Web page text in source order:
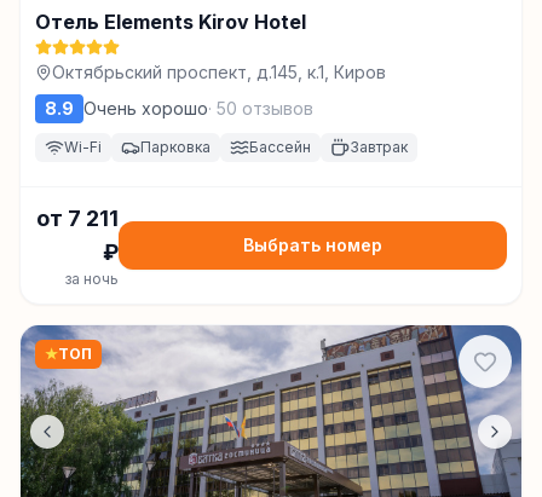
Отель Elements Kirov Hotel
Октябрьский проспект, д.145, к.1, Киров
8.9 Очень хорошо· 50 отзывов
Wi-Fi Парковка Бассейн Завтрак
от 7 211
₽
за ночь
Выбрать номер
★ТОП